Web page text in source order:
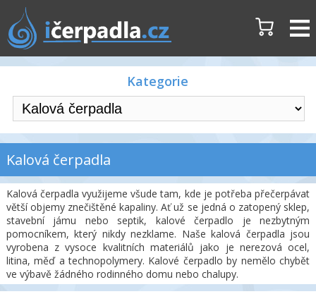
Kategorie
Kalová čerpadla
Kalová čerpadla využijeme všude tam, kde je potřeba přečerpávat
větší objemy znečištěné kapaliny. Ať už se jedná o zatopený sklep,
stavební jámu nebo septik, kalové čerpadlo je nezbytným
pomocníkem, který nikdy nezklame. Naše kalová čerpadla jsou
vyrobena z vysoce kvalitních materiálů jako je nerezová ocel,
litina, měď a technopolymery. Kalové čerpadlo by nemělo chybět
ve výbavě žádného rodinného domu nebo chalupy.